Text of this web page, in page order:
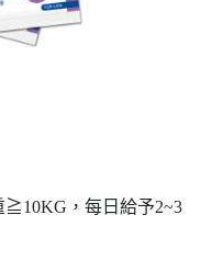
≧10KG，每日給予2~3